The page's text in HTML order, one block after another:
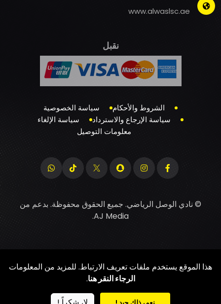
www.alwaslsc.ae
نقبل
الشروط والأحكام
سياسة الخصوصية
سياسة الإرجاع والاسترداد
سياسة الإلغاء
معلومات التوصيل
© نادي الوصل الرياضي. جميع الحقوق محفوظة. بدعم من
AJ Media
.
هذا الموقع يستخدم ملفات تعريف الارتباط. للمزيد من المعلومات
الرجاء النقر هنا.